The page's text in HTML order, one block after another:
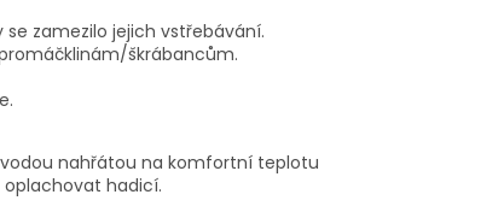
zamezilo jejich vstřebávání.
škrábancům.
nahřátou na komfortní teplotu
hadicí.